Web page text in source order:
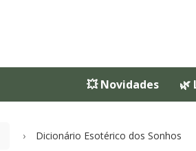
💥 Novidades 🌿
Dicionário Esotérico dos Sonhos